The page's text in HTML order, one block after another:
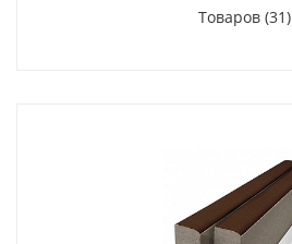
Товаров (31)